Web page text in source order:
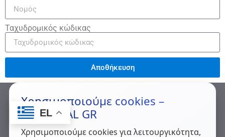
Ταχυδρομικός κώδικας
Αποθήκευση
EL
Χρησιμοποιούμε cookies –
MAXMETAL GR
Χρησιμοποιούμε cookies για λειτουργικότητα,